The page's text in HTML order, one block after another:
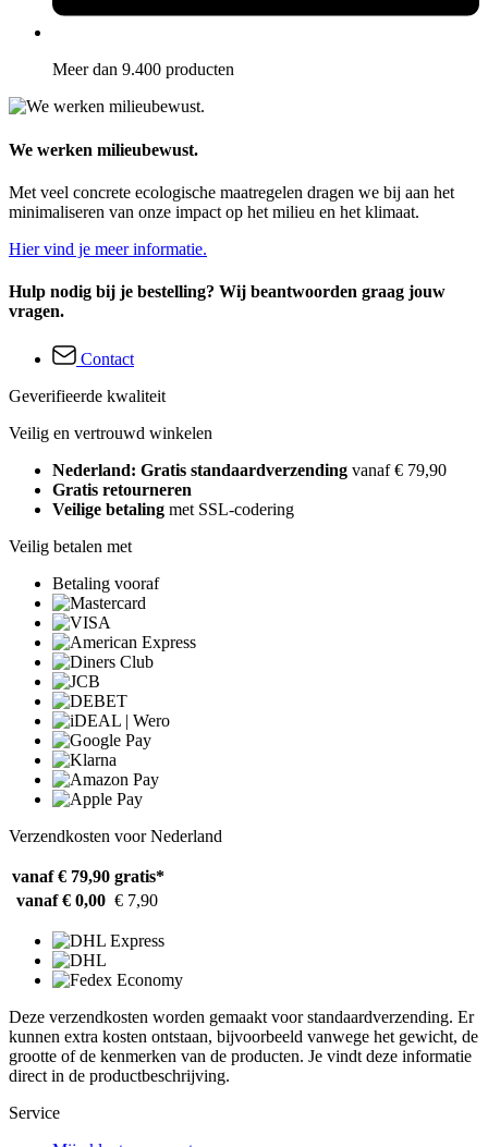
Meer dan 9.400 producten
We werken milieubewust.
Met veel concrete ecologische maatregelen dragen we bij aan het
minimaliseren van onze impact op het milieu en het klimaat.
Hier vind je meer informatie.
Hulp nodig bij je bestelling? Wij beantwoorden graag jouw
vragen.
Contact
Geverifieerde kwaliteit
Veilig en vertrouwd winkelen
Nederland: Gratis standaardverzending vanaf € 79,90
Gratis retourneren
Veilige betaling met SSL-codering
Veilig betalen met
Betaling vooraf
Verzendkosten voor Nederland
vanaf € 79,90 gratis*
vanaf € 0,00 € 7,90
Deze verzendkosten worden gemaakt voor standaardverzending. Er
kunnen extra kosten ontstaan, bijvoorbeeld vanwege het gewicht, de
grootte of de kenmerken van de producten. Je vindt deze informatie
direct in de productbeschrijving.
Service